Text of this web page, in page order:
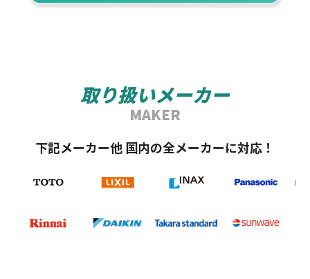
取り扱いメーカー
MAKER
下記メーカー他 国内の全メーカーに対応！